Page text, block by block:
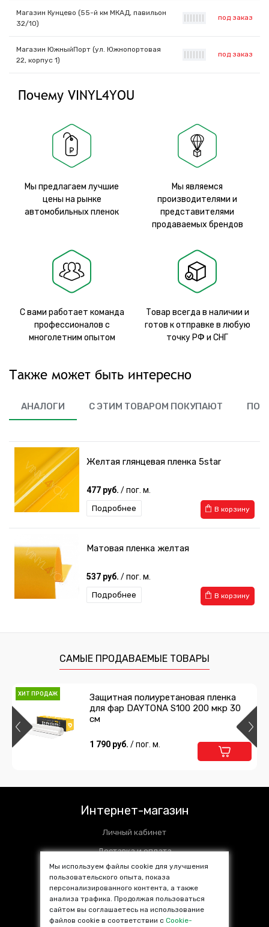
Магазин Кунцево (55-й км МКАД, павильон
32/10)
под заказ
Магазин ЮжныйПорт (ул. Южнопортовая
22, корпус 1)
под заказ
Почему VINYL4YOU
Мы предлагаем лучшие
цены на рынке
автомобильных пленок
Мы являемся
производителями и
представителями
продаваемых брендов
С вами работает команда
профессионалов с
многолетним опытом
Товар всегда в наличии и
готов к отправке в любую
точку РФ и СНГ
Также может быть интересно
АНАЛОГИ С ЭТИМ ТОВАРОМ ПОКУПАЮТ
Желтая глянцевая пленка 5star
477 руб. / пог. м.
В корзину
Подробнее
Матовая пленка желтая
537 руб. / пог. м.
В корзину
Подробнее
САМЫЕ ПРОДАВАЕМЫЕ ТОВАРЫ
ХИТ ПРОДАЖ
Защитная полиуретановая пленка
для фар DAYTONA S100 200 мкр 30
см
1 790 руб. / пог. м.
Интернет-магазин
Личный кабинет
Доставка и оплата
Установочные центры
Контакты
SALE %
Мы используем файлы cookie для улучшения
пользовательского опыта, показа
персонализированного контента, а также
анализа трафика. Продолжая пользоваться
сайтом вы соглашаетесь на использование
файлов cookie в соответствии сCookie-